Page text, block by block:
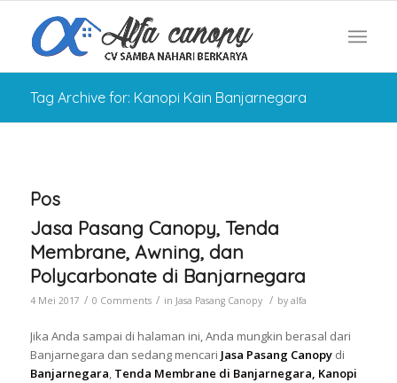
Tag Archive for: Kanopi Kain Banjarnegara
Pos
Jasa Pasang Canopy, Tenda
Membrane, Awning, dan
Polycarbonate di Banjarnegara
4 Mei 2017 / 0 Comments / in Jasa Pasang Canopy / by alfa
Jika Anda sampai di halaman ini, Anda mungkin berasal dari
Banjarnegara dan sedang mencari Jasa Pasang Canopy di
Banjarnegara, Tenda Membrane di Banjarnegara, Kanopi